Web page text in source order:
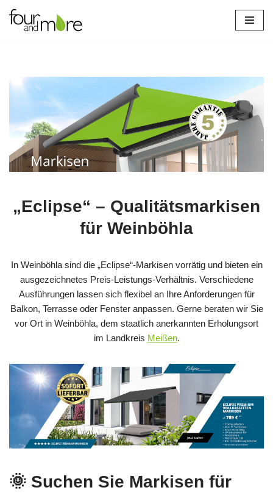
Zum
„Eclipse“ – Qualitätsmarkisen
für Weinböhla
In Weinböhla sind die „Eclipse“-Markisen vorrätig und bieten ein
ausgezeichnetes Preis-Leistungs-Verhältnis. Verschiedene
Ausführungen lassen sich flexibel an Ihre Anforderungen für
Balkon, Terrasse oder Fenster anpassen. Gerne beraten wir Sie
vor Ort in Weinböhla, dem staatlich anerkannten Erholungsort
im Landkreis Meißen.
🌞 Suchen Sie Markisen für